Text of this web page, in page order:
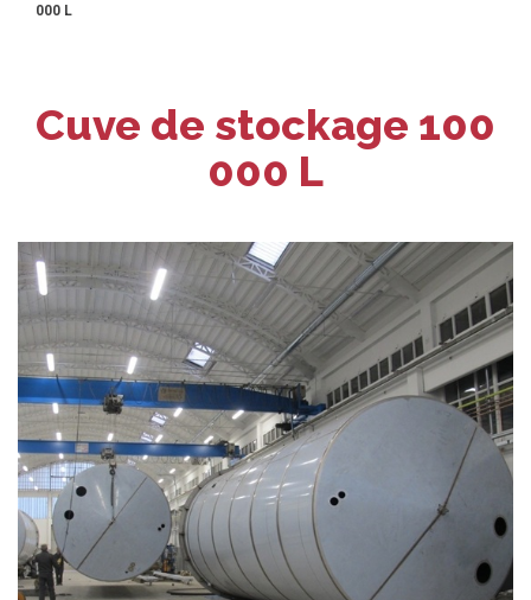
000 L
Cuve de stockage 100
000 L